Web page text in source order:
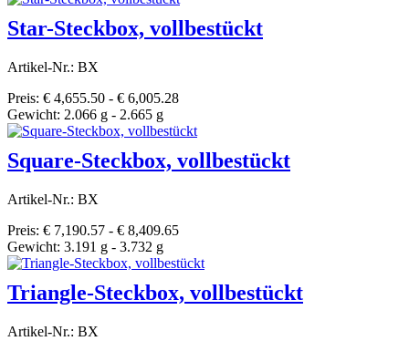
Star-Steckbox, vollbestückt
Artikel-Nr.: BX
Preis: € 4,655.50 - € 6,005.28
Gewicht: 2.066 g - 2.665 g
Square-Steckbox, vollbestückt
Artikel-Nr.: BX
Preis: € 7,190.57 - € 8,409.65
Gewicht: 3.191 g - 3.732 g
Triangle-Steckbox, vollbestückt
Artikel-Nr.: BX